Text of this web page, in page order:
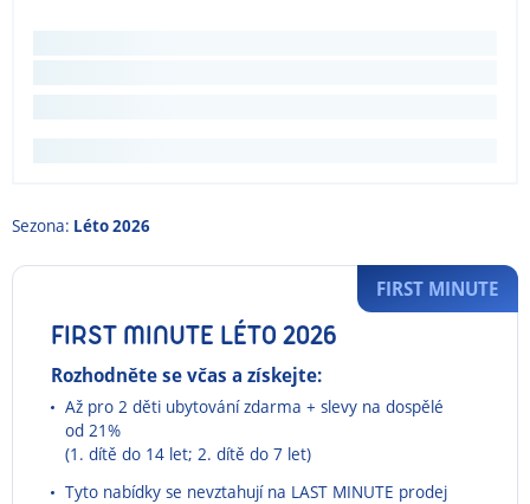
Sezona: Léto 2026
FIRST MINUTE LÉTO 2026
Rozhodněte se včas a získejte:
Až pro 2 děti ubytování zdarma + slevy na dospělé
od 21%
(1. dítě do 14 let; 2. dítě do 7 let)
Tyto nabídky se nevztahují na LAST MINUTE prodej
FIRST MINUTE